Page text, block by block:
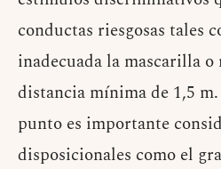
conductas riesgosas tales
inadecuada la mascarilla
distancia mínima de 1,5
punto es importante
disposicionales como el